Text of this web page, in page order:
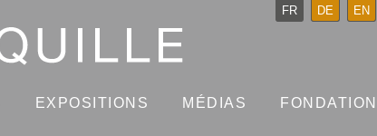
EXPOSITIONS MÉDIAS FONDATION
FR DE EN